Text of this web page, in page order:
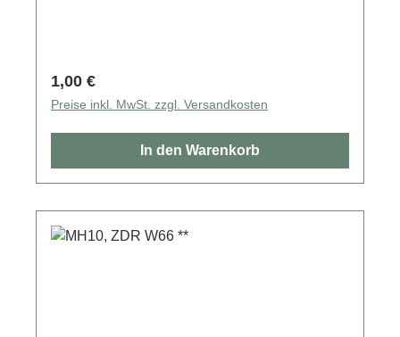
Regulärer Preis:
1,00 €
Preise inkl. MwSt. zzgl. Versandkosten
In den Warenkorb